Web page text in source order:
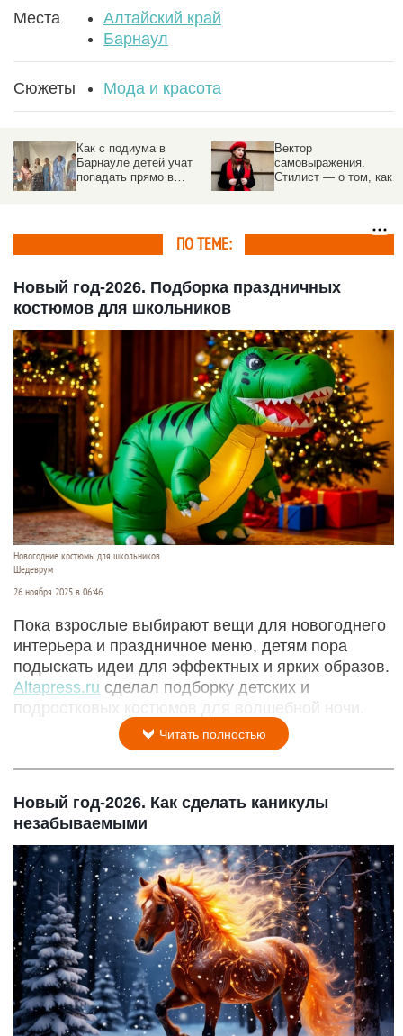
Места
Алтайский край
Барнаул
Сюжеты Мода и красота
Как с подиума в
Барнауле детей учат
попадать прямо в
Вектор
самовыражения.
Стилист — о том, как
звезда
ПО ТЕМЕ:
Новый год-2026. Подборка праздничных
костюмов для школьников
Новогодние костюмы для школьников
Шедеврум
26 ноября 2025 в 06:46
Пока взрослые выбирают вещи для новогоднего
интерьера и праздничное меню, детям пора
подыскать идеи для эффектных и ярких образов.
Altapress.ru сделал подборку детских и
подростковых костюмов для волшебной ночи.
Читать полностью
Новый год-2026. Как сделать каникулы
незабываемыми